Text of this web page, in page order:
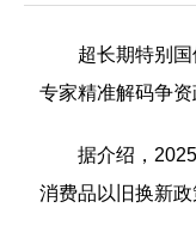
超长期特别
专家精准解码争
据介绍，
消费品以旧换新